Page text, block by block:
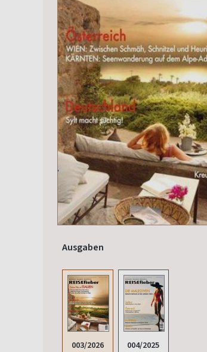
Ausgaben
003/2026 004/2025